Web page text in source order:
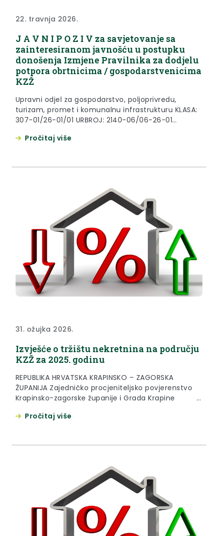
22. travnja 2026.
J A V N I P O Z I V za savjetovanje sa
zainteresiranom javnošću u postupku
donošenja Izmjene Pravilnika za dodjelu
potpora obrtnicima / gospodarstvenicima
KZŽ
Upravni odjel za gospodarstvo, poljoprivredu,
turizam, promet i komunalnu infrastrukturu KLASA:
307-01/26-01/01 URBROJ: 2140-06/06-26-01
pravu na pristup informacijama („Narodne novine“
Pročitaj više
31. ožujka 2026.
Izvješće o tržištu nekretnina na području
KZŽ za 2025. godinu
REPUBLIKA HRVATSKA KRAPINSKO – ZAGORSKA
ŽUPANIJA Zajedničko procjeniteljsko povjerenstvo
Krapinsko-zagorske županije i Grada Krapine
4 Krapina, 31. ožujka 2026. Na temelju članka 12.
Pročitaj više